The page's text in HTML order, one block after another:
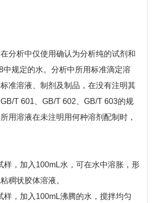
分析中仅使用确认为分析纯的试剂和
中规定的水。分析中所用标准滴定溶
准溶液、制剂及制品，在没有注明其
T 601、GB/T 602、GB/T 603的规
用溶液在未注明用何种溶剂配制时，
，加入100mL水，可在水中溶胀，形
稠状胶体溶液。
，加入100mL沸腾的水，搅拌均匀